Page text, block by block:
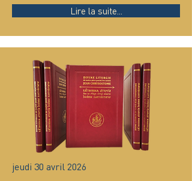
Lire la suite...
jeudi 30 avril 2026